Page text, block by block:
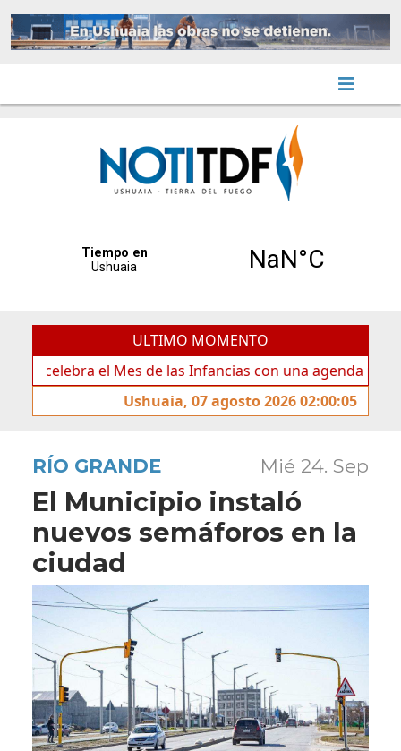
ULTIMO MOMENTO
el Mes de las Infancias con una agenda para toda la
Ushuaia, 07 agosto 2026 02:00:05
RÍO GRANDE Mié 24. Sep
El Municipio instaló
nuevos semáforos en la
ciudad